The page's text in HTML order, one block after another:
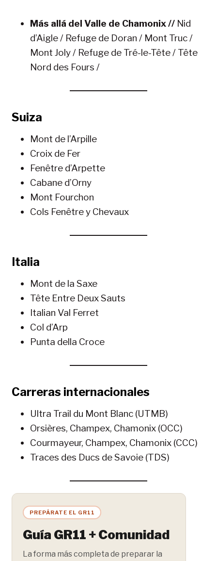
Más allá del Valle de Chamonix // Nid
d’Aigle / Refuge de Doran / Mont Truc /
Mont Joly / Refuge de Tré-le-Tête / Tête
Nord des Fours /
Suiza
Mont de l’Arpille
Croix de Fer
Fenêtre d’Arpette
Cabane d’Orny
Mont Fourchon
Cols Fenêtre y Chevaux
Italia
Mont de la Saxe
Tête Entre Deux Sauts
Italian Val Ferret
Col d’Arp
Punta della Croce
Carreras internacionales
Ultra Trail du Mont Blanc (UTMB)
Orsières, Champex, Chamonix (OCC)
Courmayeur, Champex, Chamonix (CCC)
Traces des Ducs de Savoie (TDS)
PREPÁRATE EL GR11
Guía GR11 + Comunidad
La forma más completa de preparar la